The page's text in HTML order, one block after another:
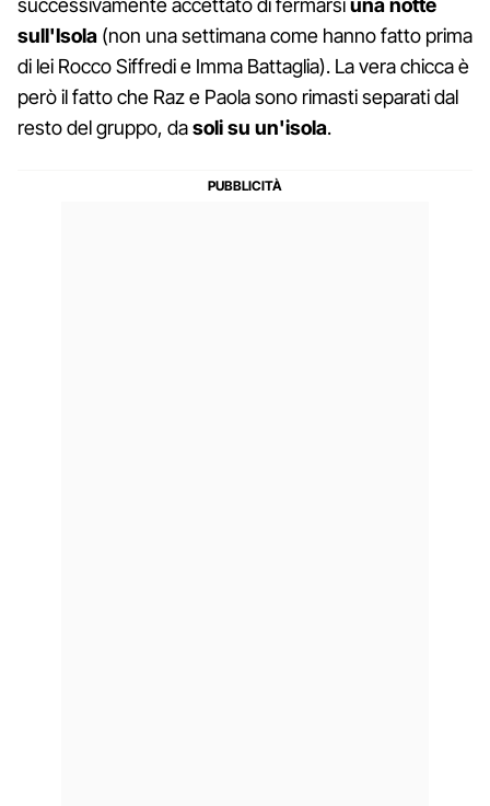
successivamente accettato di fermarsiuna notte
sull'Isola (non una settimana come hanno fatto prima
di lei Rocco Siffredi e Imma Battaglia). La vera chicca è
però il fatto che Raz e Paola sono rimasti separati dal
resto del gruppo, dasoli su un'isola.